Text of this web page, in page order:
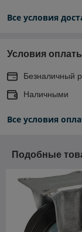
Все условия
Условия
Безналичный
Наличными
Все условия
Подобные